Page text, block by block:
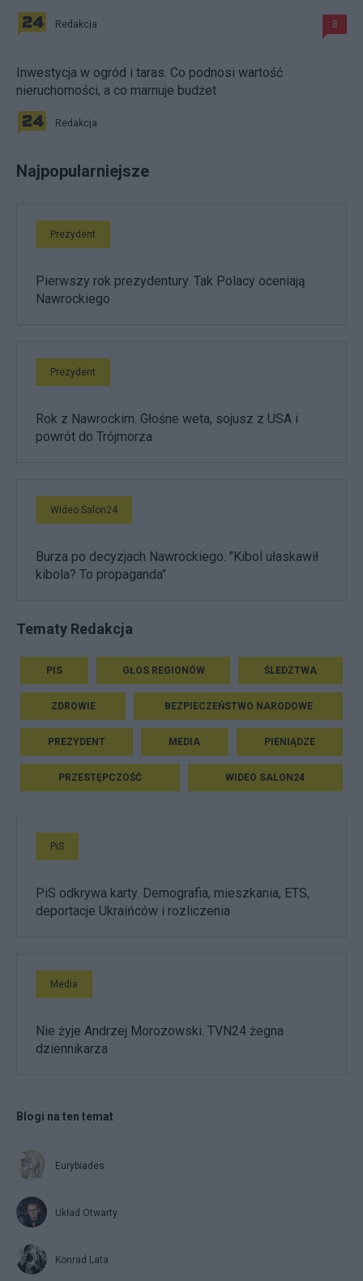
Redakcja 8
Inwestycja w ogród i taras. Co podnosi wartość
nieruchomości, a co marnuje budżet
Redakcja
Najpopularniejsze
Prezydent
Pierwszy rok prezydentury. Tak Polacy oceniają
Nawrockiego
Prezydent
Rok z Nawrockim. Głośne weta, sojusz z USA i
powrót do Trójmorza
Wideo Salon24
Burza po decyzjach Nawrockiego. "Kibol ułaskawił
kibola? To propaganda"
Tematy Redakcja
PIS GŁOS REGIONÓW ŚLEDZTWA
ZDROWIE BEZPIECZEŃSTWO NARODOWE
PREZYDENT MEDIA PIENIĄDZE
PRZESTĘPCZOŚĆ WIDEO SALON24
PiS
PiS odkrywa karty. Demografia, mieszkania, ETS,
deportacje Ukraińców i rozliczenia
Media
Nie żyje Andrzej Morozowski. TVN24 żegna
dziennikarza
Blogi na ten temat
Eurybiades
Układ Otwarty
Konrad Lata